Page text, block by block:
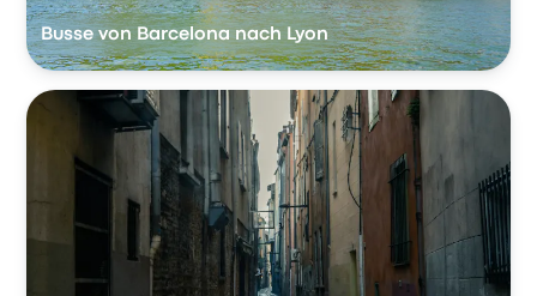
Busse von Barcelona nach Lyon